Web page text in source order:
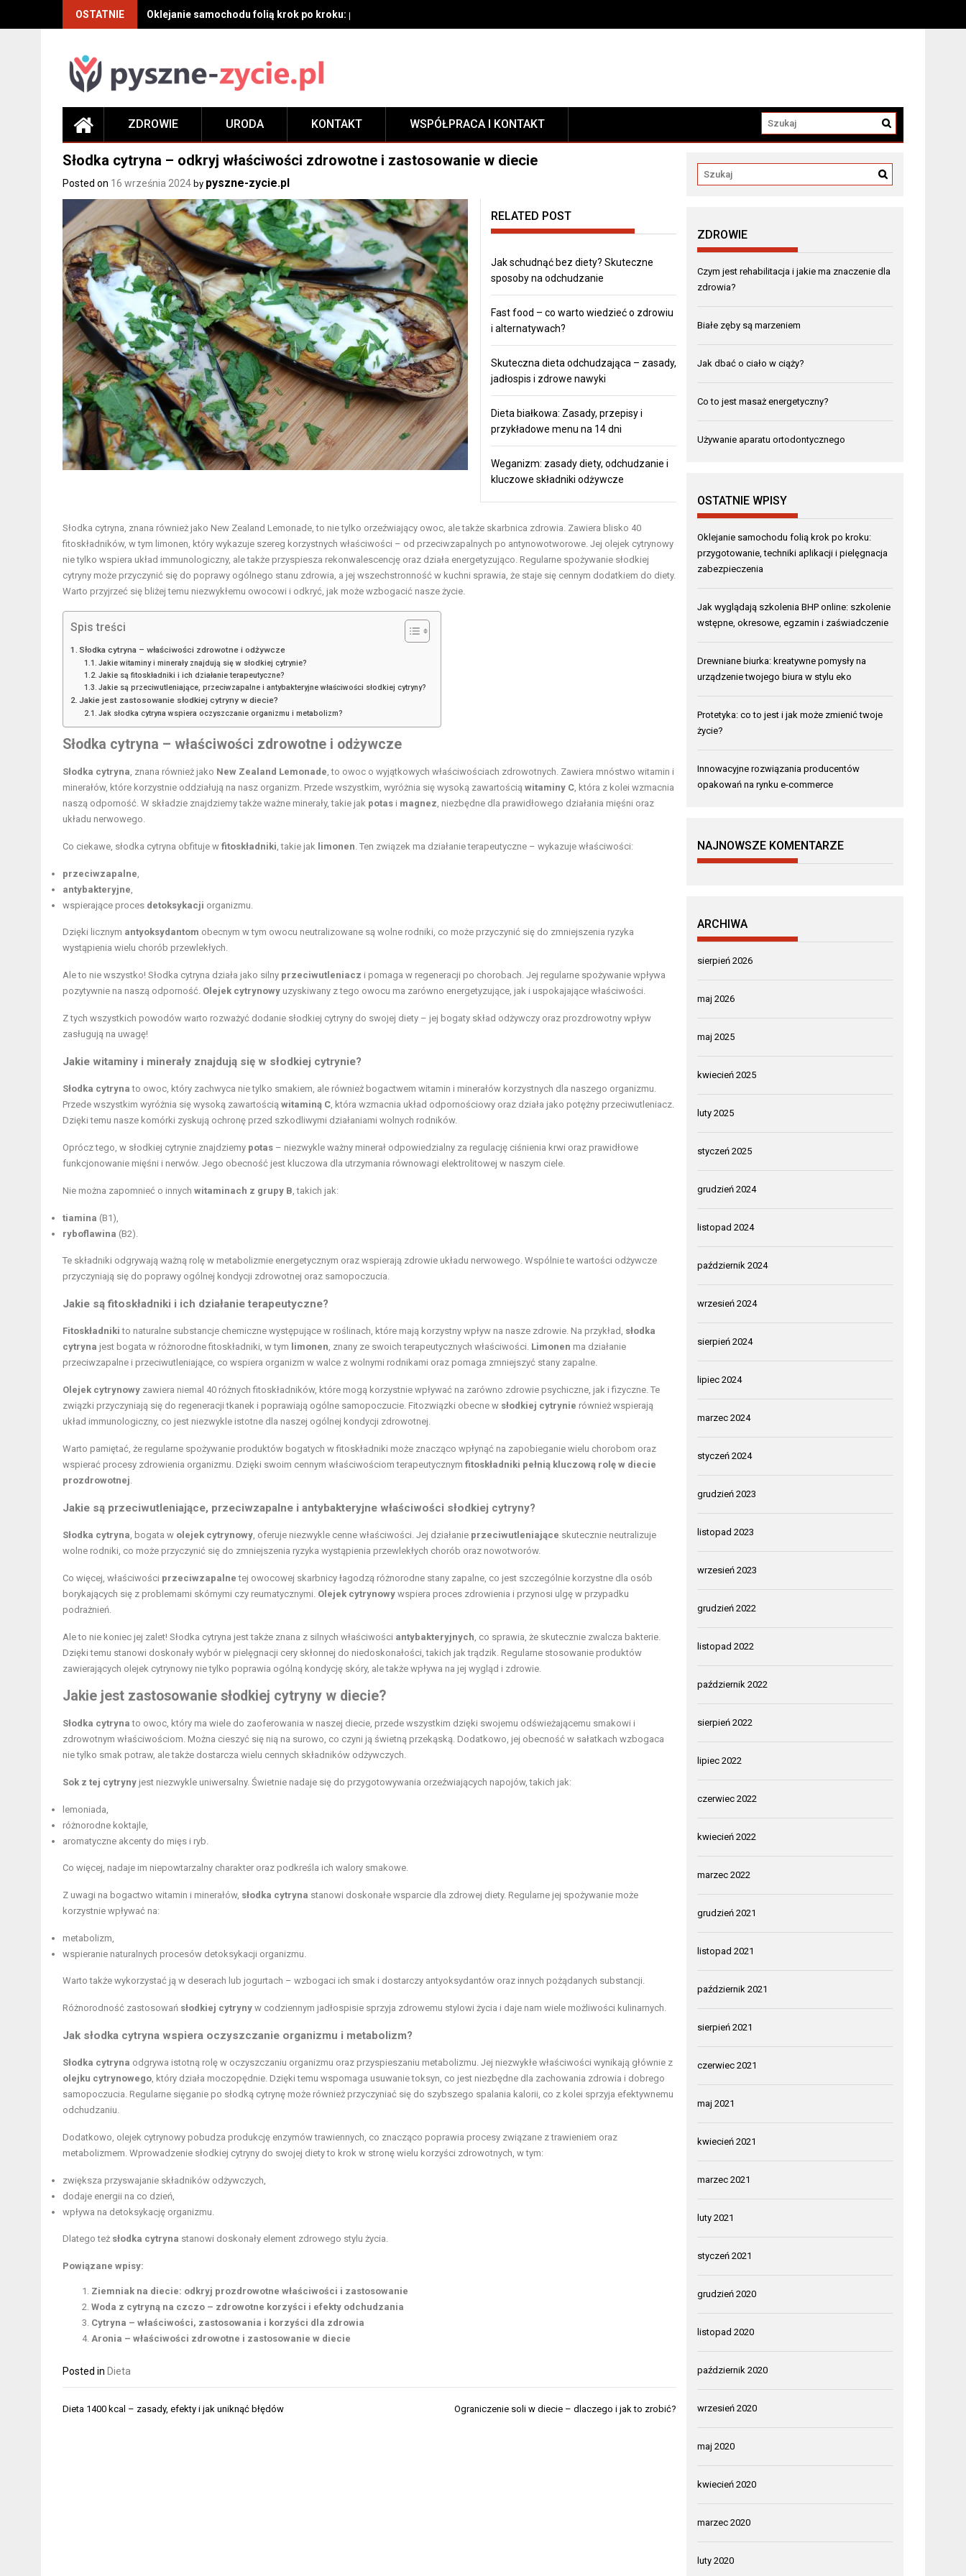
OSTATNIE Oklejanie samochodu folią krok po kroku: przygotowanie, techniki aplikacji i pielęgnacja zabezpieczenia
ZDROWIE URODA KONTAKT WSPÓŁPRACA I KONTAKT
Słodka cytryna – odkryj właściwości zdrowotne i zastosowanie w diecie
Posted on 16 września 2024 by pyszne-zycie.pl
RELATED POST
Jak schudnąć bez diety? Skuteczne
sposoby na odchudzanie
Fast food – co warto wiedzieć o zdrowiu
i alternatywach?
Skuteczna dieta odchudzająca – zasady,
jadłospis i zdrowe nawyki
Dieta białkowa: Zasady, przepisy i
przykładowe menu na 14 dni
Weganizm: zasady diety, odchudzanie i
kluczowe składniki odżywcze
Słodka cytryna, znana również jako New Zealand Lemonade, to nie tylko orzeźwiający owoc, ale także skarbnica zdrowia. Zawiera blisko 40
fitoskładników, w tym limonen, który wykazuje szereg korzystnych właściwości – od przeciwzapalnych po antynowotworowe. Jej olejek cytrynowy
nie tylko wspiera układ immunologiczny, ale także przyspiesza rekonwalescencję oraz działa energetyzująco. Regularne spożywanie słodkiej
cytryny może przyczynić się do poprawy ogólnego stanu zdrowia, a jej wszechstronność w kuchni sprawia, że staje się cennym dodatkiem do diety.
Warto przyjrzeć się bliżej temu niezwykłemu owocowi i odkryć, jak może wzbogacić nasze życie.
Spis treści
Słodka cytryna – właściwości zdrowotne i odżywcze
Jakie witaminy i minerały znajdują się w słodkiej cytrynie?
Jakie są fitoskładniki i ich działanie terapeutyczne?
Jakie są przeciwutleniające, przeciwzapalne i antybakteryjne właściwości słodkiej cytryny?
Jakie jest zastosowanie słodkiej cytryny w diecie?
Jak słodka cytryna wspiera oczyszczanie organizmu i metabolizm?
Słodka cytryna – właściwości zdrowotne i odżywcze
Słodka cytryna , znana również jako New Zealand Lemonade , to owoc o wyjątkowych właściwościach zdrowotnych. Zawiera mnóstwo witamin i
minerałów, które korzystnie oddziałują na nasz organizm. Przede wszystkim, wyróżnia się wysoką zawartością witaminy C , która z kolei wzmacnia
naszą odporność. W składzie znajdziemy także ważne minerały, takie jak potas i magnez , niezbędne dla prawidłowego działania mięśni oraz
układu nerwowego.
Co ciekawe, słodka cytryna obfituje w fitoskładniki , takie jak limonen . Ten związek ma działanie terapeutyczne – wykazuje właściwości:
przeciwzapalne
antybakteryjne
wspierające proces detoksykacji organizmu.
Dzięki licznym antyoksydantom obecnym w tym owocu neutralizowane są wolne rodniki, co może przyczynić się do zmniejszenia ryzyka
wystąpienia wielu chorób przewlekłych.
Ale to nie wszystko! Słodka cytryna działa jako silny przeciwutleniacz i pomaga w regeneracji po chorobach. Jej regularne spożywanie wpływa
pozytywnie na naszą odporność. Olejek cytrynowy uzyskiwany z tego owocu ma zarówno energetyzujące, jak i uspokajające właściwości.
Z tych wszystkich powodów warto rozważyć dodanie słodkiej cytryny do swojej diety – jej bogaty skład odżywczy oraz prozdrowotny wpływ
zasługują na uwagę!
Jakie witaminy i minerały znajdują się w słodkiej cytrynie?
Słodka cytryna to owoc, który zachwyca nie tylko smakiem, ale również bogactwem witamin i minerałów korzystnych dla naszego organizmu.
Przede wszystkim wyróżnia się wysoką zawartością witaminą C , która wzmacnia układ odpornościowy oraz działa jako potężny przeciwutleniacz.
Dzięki temu nasze komórki zyskują ochronę przed szkodliwymi działaniami wolnych rodników.
Oprócz tego, w słodkiej cytrynie znajdziemy potas – niezwykle ważny minerał odpowiedzialny za regulację ciśnienia krwi oraz prawidłowe
funkcjonowanie mięśni i nerwów. Jego obecność jest kluczowa dla utrzymania równowagi elektrolitowej w naszym ciele.
Nie można zapomnieć o innych witaminach z grupy B , takich jak:
tiamina (B1),
ryboflawina (B2).
Te składniki odgrywają ważną rolę w metabolizmie energetycznym oraz wspierają zdrowie układu nerwowego. Wspólnie te wartości odżywcze
przyczyniają się do poprawy ogólnej kondycji zdrowotnej oraz samopoczucia.
Jakie są fitoskładniki i ich działanie terapeutyczne?
Fitoskładniki to naturalne substancje chemiczne występujące w roślinach, które mają korzystny wpływ na nasze zdrowie. Na przykład, słodka
cytryna jest bogata w różnorodne fitoskładniki, w tym limonen , znany ze swoich terapeutycznych właściwości. Limonen ma działanie
przeciwzapalne i przeciwutleniające, co wspiera organizm w walce z wolnymi rodnikami oraz pomaga zmniejszyć stany zapalne.
Olejek cytrynowy zawiera niemal 40 różnych fitoskładników, które mogą korzystnie wpływać na zarówno zdrowie psychiczne, jak i fizyczne. Te
związki przyczyniają się do regeneracji tkanek i poprawiają ogólne samopoczucie. Fitozwiązki obecne w słodkiej cytrynie również wspierają
układ immunologiczny, co jest niezwykle istotne dla naszej ogólnej kondycji zdrowotnej.
Warto pamiętać, że regularne spożywanie produktów bogatych w fitoskładniki może znacząco wpłynąć na zapobieganie wielu chorobom oraz
wspierać procesy zdrowienia organizmu. Dzięki swoim cennym właściwościom terapeutycznym fitoskładniki pełnią kluczową rolę w diecie
prozdrowotnej
Jakie są przeciwutleniające, przeciwzapalne i antybakteryjne właściwości słodkiej cytryny?
Słodka cytryna , bogata w olejek cytrynowy , oferuje niezwykle cenne właściwości. Jej działanie przeciwutleniające skutecznie neutralizuje
wolne rodniki, co może przyczynić się do zmniejszenia ryzyka wystąpienia przewlekłych chorób oraz nowotworów.
Co więcej, właściwości przeciwzapalne tej owocowej skarbnicy łagodzą różnorodne stany zapalne, co jest szczególnie korzystne dla osób
borykających się z problemami skórnymi czy reumatycznymi. Olejek cytrynowy wspiera proces zdrowienia i przynosi ulgę w przypadku
podrażnień.
Ale to nie koniec jej zalet! Słodka cytryna jest także znana z silnych właściwości antybakteryjnych , co sprawia, że skutecznie zwalcza bakterie.
Dzięki temu stanowi doskonały wybór w pielęgnacji cery skłonnej do niedoskonałości, takich jak trądzik. Regularne stosowanie produktów
zawierających olejek cytrynowy nie tylko poprawia ogólną kondycję skóry, ale także wpływa na jej wygląd i zdrowie.
Jakie jest zastosowanie słodkiej cytryny w diecie?
Słodka cytryna to owoc, który ma wiele do zaoferowania w naszej diecie, przede wszystkim dzięki swojemu odświeżającemu smakowi i
zdrowotnym właściwościom. Można cieszyć się nią na surowo, co czyni ją świetną przekąską. Dodatkowo, jej obecność w sałatkach wzbogaca
nie tylko smak potraw, ale także dostarcza wielu cennych składników odżywczych.
Sok z tej cytryny jest niezwykle uniwersalny. Świetnie nadaje się do przygotowywania orzeźwiających napojów, takich jak:
lemoniada,
różnorodne koktajle,
aromatyczne akcenty do mięs i ryb.
Co więcej, nadaje im niepowtarzalny charakter oraz podkreśla ich walory smakowe.
Z uwagi na bogactwo witamin i minerałów, słodka cytryna stanowi doskonałe wsparcie dla zdrowej diety. Regularne jej spożywanie może
korzystnie wpływać na:
metabolizm,
wspieranie naturalnych procesów detoksykacji organizmu.
Warto także wykorzystać ją w deserach lub jogurtach – wzbogaci ich smak i dostarczy antyoksydantów oraz innych pożądanych substancji.
Różnorodność zastosowań słodkiej cytryny w codziennym jadłospisie sprzyja zdrowemu stylowi życia i daje nam wiele możliwości kulinarnych.
Jak słodka cytryna wspiera oczyszczanie organizmu i metabolizm?
Słodka cytryna odgrywa istotną rolę w oczyszczaniu organizmu oraz przyspieszaniu metabolizmu. Jej niezwykłe właściwości wynikają głównie z
olejku cytrynowego , który działa moczopędnie. Dzięki temu wspomaga usuwanie toksyn, co jest niezbędne dla zachowania zdrowia i dobrego
samopoczucia. Regularne sięganie po słodką cytrynę może również przyczyniać się do szybszego spalania kalorii, co z kolei sprzyja efektywnemu
odchudzaniu.
Dodatkowo, olejek cytrynowy pobudza produkcję enzymów trawiennych, co znacząco poprawia procesy związane z trawieniem oraz
metabolizmem. Wprowadzenie słodkiej cytryny do swojej diety to krok w stronę wielu korzyści zdrowotnych, w tym:
zwiększa przyswajanie składników odżywczych,
dodaje energii na co dzień,
wpływa na detoksykację organizmu.
Dlatego też słodka cytryna stanowi doskonały element zdrowego stylu życia.
Powiązane wpisy:
Ziemniak na diecie: odkryj prozdrowotne właściwości i zastosowanie
Woda z cytryną na czczo – zdrowotne korzyści i efekty odchudzania
Cytryna – właściwości, zastosowania i korzyści dla zdrowia
Aronia – właściwości zdrowotne i zastosowanie w diecie
Posted in Dieta
Nawigacja
Dieta 1400 kcal – zasady, efekty i jak uniknąć błędów Ograniczenie soli w diecie – dlaczego i jak to zrobić?
ZDROWIE
Czym jest rehabilitacja i jakie ma znaczenie dla
zdrowia?
Białe zęby są marzeniem
Jak dbać o ciało w ciąży?
Co to jest masaż energetyczny?
Używanie aparatu ortodontycznego
OSTATNIE WPISY
Oklejanie samochodu folią krok po kroku:
przygotowanie, techniki aplikacji i pielęgnacja
zabezpieczenia
Jak wyglądają szkolenia BHP online: szkolenie
wstępne, okresowe, egzamin i zaświadczenie
Drewniane biurka: kreatywne pomysły na
urządzenie twojego biura w stylu eko
Protetyka: co to jest i jak może zmienić twoje
życie?
Innowacyjne rozwiązania producentów
opakowań na rynku e-commerce
NAJNOWSZE KOMENTARZE
ARCHIWA
sierpień 2026
maj 2026
maj 2025
kwiecień 2025
luty 2025
styczeń 2025
grudzień 2024
listopad 2024
październik 2024
wrzesień 2024
sierpień 2024
lipiec 2024
marzec 2024
styczeń 2024
grudzień 2023
listopad 2023
wrzesień 2023
grudzień 2022
listopad 2022
październik 2022
sierpień 2022
lipiec 2022
czerwiec 2022
kwiecień 2022
marzec 2022
grudzień 2021
listopad 2021
październik 2021
sierpień 2021
czerwiec 2021
maj 2021
kwiecień 2021
marzec 2021
luty 2021
styczeń 2021
grudzień 2020
listopad 2020
październik 2020
wrzesień 2020
maj 2020
kwiecień 2020
marzec 2020
luty 2020